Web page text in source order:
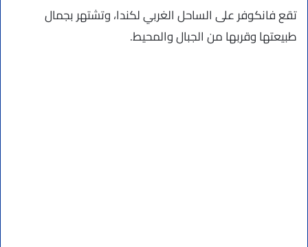
تقع فانكوفر على الساحل الغربي لكندا، وتشتهر بجمال
طبيعتها وقربها من الجبال والمحيط.